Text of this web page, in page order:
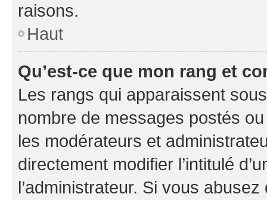
raisons.
Haut
Qu’est-ce que mon rang et
Les rangs qui apparaissent
nombre de messages postés
les modérateurs et
directement modifier l’intitulé
l’administrateur. Si vous